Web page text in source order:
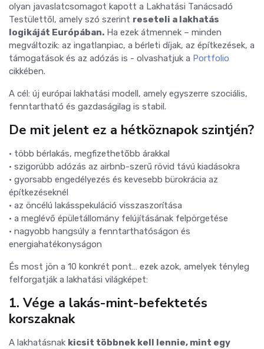
olyan javaslatcsomagot kapott a Lakhatási Tanácsadó
Testülettől, amely szó szerint reseteli a lakhatás
logikáját Európában. Ha ezek átmennek – minden
megváltozik: az ingatlanpiac, a bérleti díjak, az építkezések, a
támogatások és az adózás is - olvashatjuk a Portfolio
cikkében.
A cél: új európai lakhatási modell, amely egyszerre szociális,
fenntartható és gazdaságilag is stabil.
De mit jelent ez a hétköznapok szintjén?
• több bérlakás, megfizethetőbb árakkal
• szigorúbb adózás az airbnb-szerű rövid távú kiadásokra
• gyorsabb engedélyezés és kevesebb bürokrácia az
építkezéseknél
• az öncélú lakásspekuláció visszaszorítása
• a meglévő épületállomány felújításának felpörgetése
• nagyobb hangsúly a fenntarthatóságon és
energiahatékonyságon
És most jön a 10 konkrét pont… ezek azok, amelyek tényleg
felforgatják a lakhatási világképet:
1. Vége a lakás-mint-befektetés
korszaknak
A lakhatásnak kicsit többnek kell lennie, mint egy